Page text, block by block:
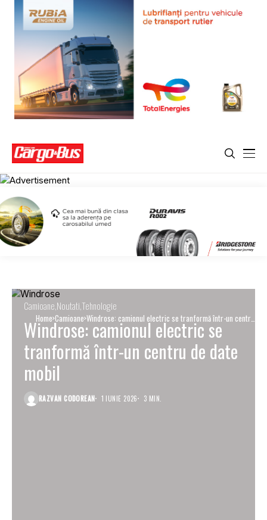
Home Camioane Windrose: camionul electric se tranformă într-un centru
de date mobil
Camioane Noutati Tehnologie
Windrose: camionul electric se
tranformă într-un centru de date
mobil
RAZVAN CODOREAN 1 IUNIE 2026 3 MIN.